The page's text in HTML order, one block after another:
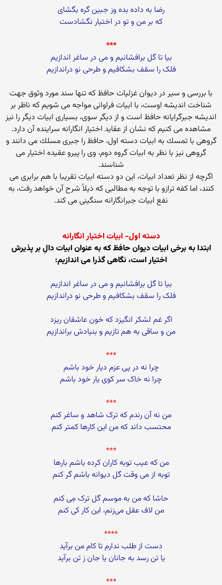
رضا به داده بده وز جبین گره بگشای
كه بر من و تو در اختیار نگشادست
***
بیا تا گل برافشانیم و می در ساغر اندازیم
فلک را سقف بشکافیم و طرحی نو دراندازیم
با بررسی و سیر در دیوان غزلیات حافظ كه تنها سند مورد وثوق جهت
شناخت اندیشه اوست، با ابیات فراوانی مواجه می شویم كه ناظر بر
اندیشه جبرگرایانه حافظ است و از دیگر سوی، بسیاری ابیات دیگر را نیز
مشاهده می كنیم كه نشان از عقاید اختیار انگارانه سراینده آن دارد.
گروهی با تمسك به ابیات دسته اول، حافظ را جبری مسلك می دانند و
گروهی نیز با نظر به ابیات گروه دوم، وی را پیرو عقیده اختیار می
شناسند.
اگرچه از نظر تعداد ابیات، این دو دسته ابیات تقریبا با هم برابری می
كنند، اما كفه ترازو با توجه به مطالبی كه ذیلاً شرح آن خواهد رفت، به
نفع ابیات جبرانگارانه سنگینی می كند.
دسته اول- ابیات اختیار انگارانه
ابتدا به برخی ابیات دیوان حافظ كه به عنوان ابیات دالِ بر پذیرش
اختیار است، نگاهی گذرا می اندازیم:
بیا تا گل برافشانیم و می در ساغر اندازیم
فلک را سقف بشکافیم و طرحی نو دراندازیم
اگر غم لشکر انگیزد که خون عاشقان ریزد
من و ساقی به هم تازیم و بنیادش براندازیم
***
چرا نه در پی عزم دیار خود باشم
چرا نه خاک سر کوی یار خود باشم
***
من نه آن رندم که ترک شاهد و ساغر کنم
محتسب داند که من این کارها کمتر کنم
***
من که عیب توبه کاران کرده باشم بارها
توبه از می وقت گل دیوانه باشم گر کنم
حاشا که من به موسم گل ترک مِی کنم
من لاف عقل می‌زنم، این کار کی کنم
****
دست از طلب ندارم تا کام من برآید
یا تن رسد به جانان یا جان ز تن برآید
***